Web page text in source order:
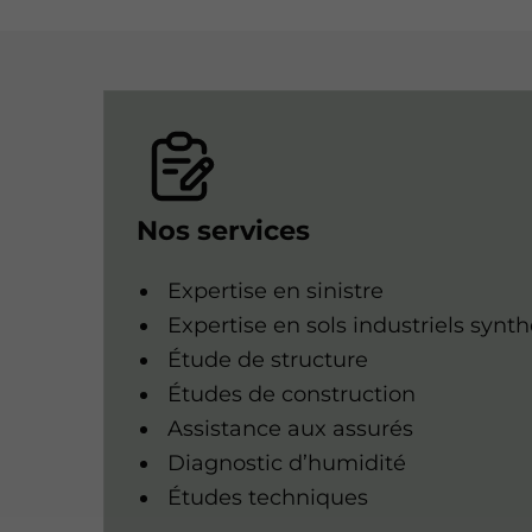
Nos services
Expertise en sinistre
Expertise en sols industriels
Étude de structure
Études de construction
Assistance aux assurés
Diagnostic d’humidité
Études techniques